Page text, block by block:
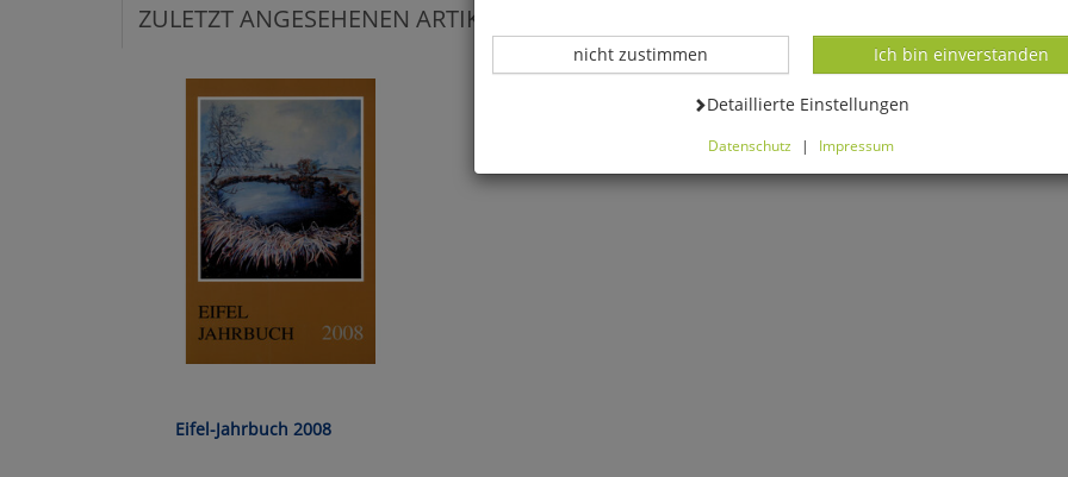
ZULETZT ANGESEHENEN ARTIKEL:
Eifel-Jahrbuch 2008
Datenverarbeitung -
Ich bin einverstanden
Datenverarbeitung -
nicht zustimmen
Datenverarbeitung -
Detaillierte Einstellungen
Datenschutz | Impressum
Cookies ablehnen, wird Ihr Besuch nur mit zwingend notwendigen